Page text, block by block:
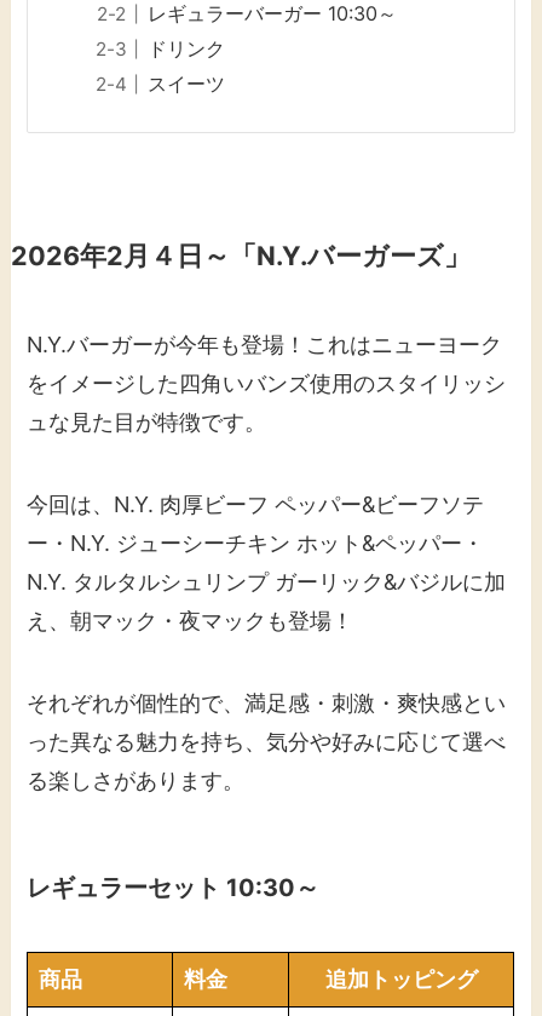
レギュラーバーガー 10:30～
ドリンク
スイーツ
2026年2月４日～「N.Y.バーガーズ」
N.Y.バーガーが今年も登場！これはニューヨーク
をイメージした四角いバンズ使用のスタイリッシ
ュな見た目が特徴です。
今回は、N.Y. 肉厚ビーフ ペッパー&ビーフソテ
ー・N.Y. ジューシーチキン ホット&ペッパー・
N.Y. タルタルシュリンプ ガーリック&バジルに加
え、朝マック・夜マックも登場！
それぞれが個性的で、満足感・刺激・爽快感とい
った異なる魅力を持ち、気分や好みに応じて選べ
る楽しさがあります。
レギュラーセット 10:30～
商品 料金 追加トッピング